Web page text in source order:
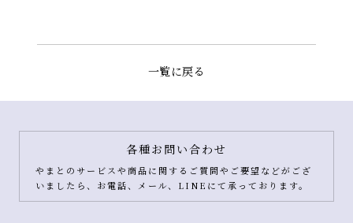
一覧に戻る
各種お問い合わせ
やまとのサービスや商品に関するご質問やご要望などがござ
いましたら、お電話、メール、LINEにて承っております。